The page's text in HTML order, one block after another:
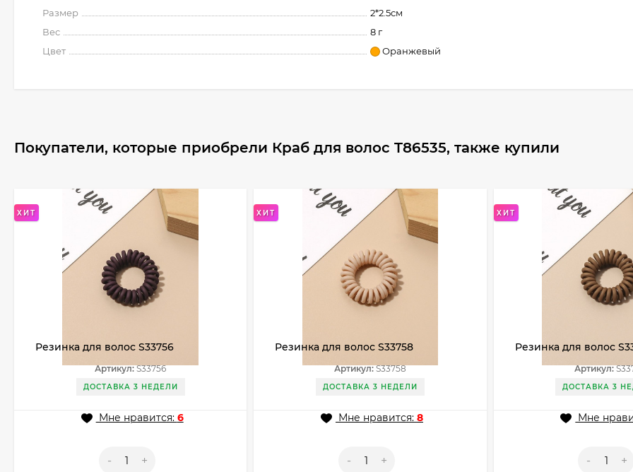
Размер
2*2.5см
Вес
8 г
Цвет
Оранжевый
Покупатели, которые приобрели Краб для волос T86535, также купили
ХИТ
Резинка для волос S33756
Артикул:S33756
ДОСТАВКА 3 НЕДЕЛИ
Мне нравится: 6
- +
ХИТ
Резинка для волос S33758
Артикул:S33758
ДОСТАВКА 3 НЕДЕЛИ
Мне нравится: 8
- +
ХИТ
Резинка для волос
Артикул:
ДОСТАВКА 3
Мне
- +